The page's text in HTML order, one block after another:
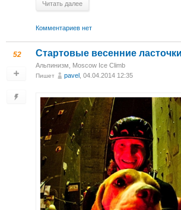
Читать далее
Комментариев нет
52 Стартовые весенние
Альпинизм Moscow Ice Climb
Пишет pavel , 04.04.2014 12:35